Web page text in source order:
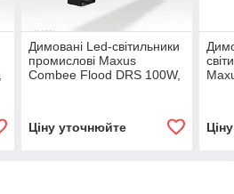
Димовані Led-світильники
промислові Maxus
Combee Flood DRS 100W,
Ціну уточнюйте